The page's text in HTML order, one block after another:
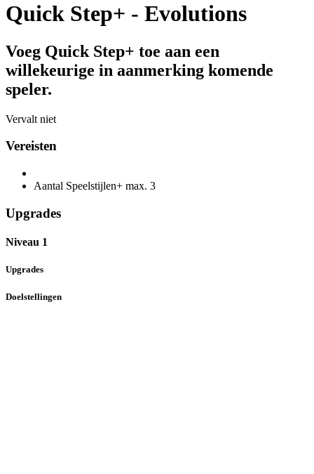
Quick Step+ - Evolutions
Voeg Quick Step+ toe aan een
willekeurige in aanmerking komende
speler.
Vervalt niet
Vereisten
Aantal Speelstijlen+ max. 3
Upgrades
Niveau 1
Upgrades
Doelstellingen